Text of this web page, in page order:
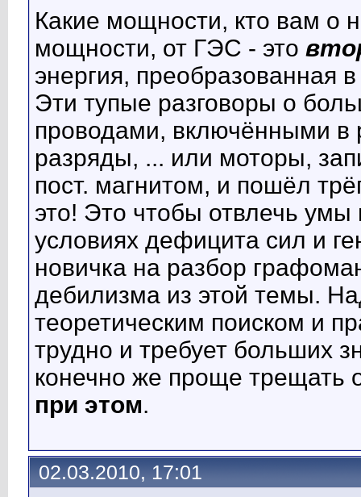
Какие мощности, кто вам о
мощности, от ГЭС - это
энергия, преобразованная
Эти тупые разговоры о
проводами, включёнными в
разряды, ... или моторы,
пост. магнитом, и пошёл
это! Это чтобы отвлечь
условиях дефицита сил и
новичка на разбор
дебилизма из этой темы.
теоретическим поиском и
трудно и требует больших
конечно же проще трещать
при этом.
02.03.2010, 17:01